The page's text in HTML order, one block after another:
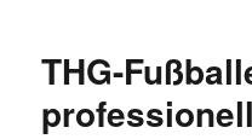
THG-